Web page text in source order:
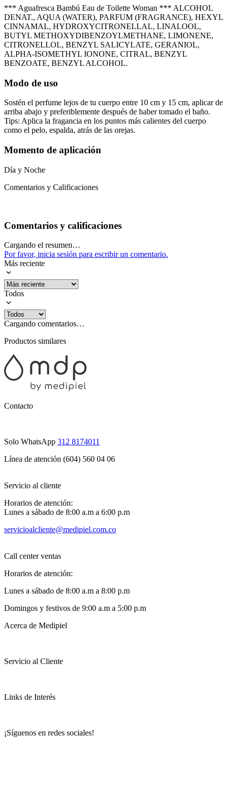
*** Aguafresca Bambú Eau de Toilette Woman *** ALCOHOL
DENAT., AQUA (WATER), PARFUM (FRAGRANCE), HEXYL
CINNAMAL, HYDROXYCITRONELLAL, LINALOOL,
BUTYL METHOXYDIBENZOYLMETHANE, LIMONENE,
CITRONELLOL, BENZYL SALICYLATE, GERANIOL,
ALPHA-ISOMETHYL IONONE, CITRAL, BENZYL
BENZOATE, BENZYL ALCOHOL.
Modo de uso
Sostén el perfume lejos de tu cuerpo entre 10 cm y 15 cm, aplicar de
arriba abajo y preferiblemente después de haber tomado el baño.
Tips: Aplica la fragancia en los puntos más calientes del cuerpo
como el pelo, espalda, atrás de las orejas.
Momento de aplicación
Día y Noche
Comentarios y Calificaciones
Comentarios y calificaciones
Cargando el resumen…
Por favor, inicia sesión para escribir un comentario.
Más reciente
Todos
Cargando comentarios…
Productos similares
Contacto
Solo WhatsApp 312 8174011
Línea de atención (604) 560 04 06
Servicio al cliente
Horarios de atención:
Lunes a sábado de 8:00 a.m a 6:00 p.m
servicioalcliente@medipiel.com.co
Call center ventas
Horarios de atención:
Lunes a sábado de 8:00 a.m a 8:00 p.m
Domingos y festivos de 9:00 a.m a 5:00 p.m
Acerca de Medipiel
Servicio al Cliente
Links de Interés
¡Síguenos en redes sociales!